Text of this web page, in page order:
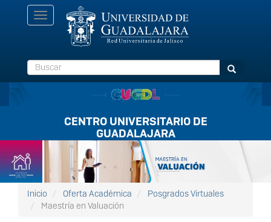
Toggle
navigation
Buscar Buscar
CENTRO UNIVERSITARIO DE
GUADALAJARA
Listón
FullScreen
Inicio Oferta Académica
Posgrados Virtuales
Maestría en Valuación